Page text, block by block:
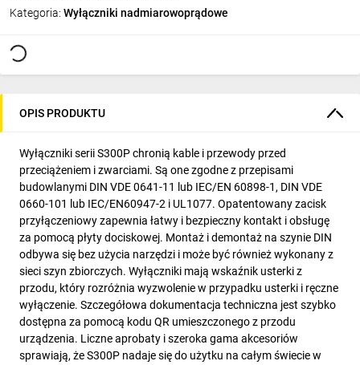
Kategoria: Wyłączniki nadmiarowoprądowe
OPIS PRODUKTU
Wyłączniki serii S300P chronią kable i przewody przed
przeciążeniem i zwarciami. Są one zgodne z przepisami
budowlanymi DIN VDE 0641-11 lub IEC/EN 60898-1, DIN VDE
0660-101 lub IEC/EN60947-2 i UL1077. Opatentowany zacisk
przyłączeniowy zapewnia łatwy i bezpieczny kontakt i obsługę
za pomocą płyty dociskowej. Montaż i demontaż na szynie DIN
odbywa się bez użycia narzędzi i może być również wykonany z
sieci szyn zbiorczych. Wyłączniki mają wskaźnik usterki z
przodu, który rozróżnia wyzwolenie w przypadku usterki i ręczne
wyłączenie. Szczegółowa dokumentacja techniczna jest szybko
dostępna za pomocą kodu QR umieszczonego z przodu
urządzenia. Liczne aprobaty i szeroka gama akcesoriów
sprawiają, że S300P nadaje się do użytku na całym świecie w